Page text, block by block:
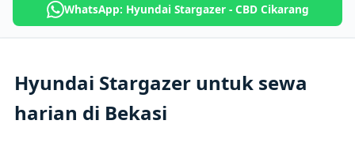
WhatsApp: Hyundai Stargazer - CBD Cikarang
Hyundai Stargazer untuk sewa
harian di Bekasi